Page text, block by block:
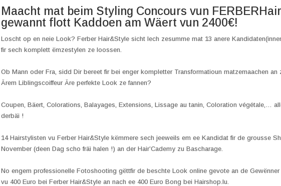
Maacht mat beim Styling Concours vun
gewannt flott Kaddoen am Wäert vun 2400€!
Loscht op en neie Look? Ferber Hair&Style sicht Iech zesumme mat 13 anere
fir sech komplett ëmzestylen ze loossen.
Ob Mann oder Fra, sidd Dir bereet fir bei enger kompletter Transformatioun matzemaachen an
Ärem Liblingscoiffeur Äre perfekte Look ze fannen?
Coupen, Bäert, Colorations, Balayages, Extensions, Lissage au tanin, Coloration végétale,…
derbäi !
14 Hairstylisten vu Ferber Hair&Style këmmere sech jeeweils em ee Kandidat fir de grousse
November (deen Dag scho fräi halen !) an der Hair’Cademy zu Bascharage.
No engem professionelle Fotoshooting gëttfir de beschte Look online gevote an de
vu 400 Euro bei Ferber Hair&Style an nach ee 400 Euro Bong bei Hairshop.lu.